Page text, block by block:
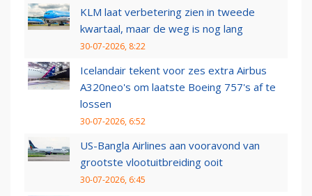
KLM laat verbetering zien in tweede
kwartaal, maar de weg is nog lang
30-07-2026, 8:22
Icelandair tekent voor zes extra Airbus
A320neo's om laatste Boeing 757's af te
lossen
30-07-2026, 6:52
US-Bangla Airlines aan vooravond van
grootste vlootuitbreiding ooit
30-07-2026, 6:45